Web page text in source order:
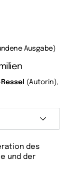
Ausgabe)
(Autorin),
des
und der